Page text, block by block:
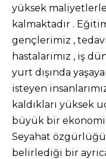
yüksek
kalmaktadır .
gençlerimiz ,
hastalarımız , iş
yurt dışında
isteyen
kaldıkları yüksek
büyük bir
Seyahat
belirlediği bir